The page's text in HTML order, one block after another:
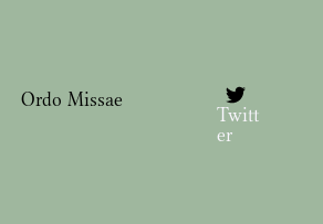
Ordo Missae
Twitt
er